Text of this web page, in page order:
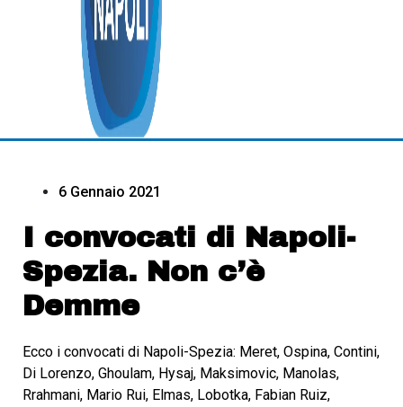
6 Gennaio 2021
I convocati di Napoli-
Spezia. Non c’è
Demme
Ecco i convocati di Napoli-Spezia: Meret, Ospina, Contini,
Di Lorenzo, Ghoulam, Hysaj, Maksimovic, Manolas,
Rrahmani, Mario Rui, Elmas, Lobotka, Fabian Ruiz,